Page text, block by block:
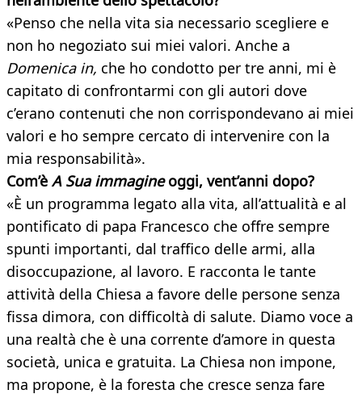
«Penso che nella vita sia necessario scegliere e
non ho negoziato sui miei valori. Anche a
Domenica in, che ho condotto per tre anni, mi è
capitato di confrontarmi con gli autori dove
c’erano contenuti che non corrispondevano ai miei
valori e ho sempre cercato di intervenire con la
mia responsabilità».
Com’è A Sua immagine oggi, vent’anni dopo?
«È un programma legato alla vita, all’attualità e al
pontificato di papa Francesco che offre sempre
spunti importanti, dal traffico delle armi, alla
disoccupazione, al lavoro. E racconta le tante
attività della Chiesa a favore delle persone senza
fissa dimora, con difficoltà di salute. Diamo voce a
una realtà che è una corrente d’amore in questa
società, unica e gratuita. La Chiesa non impone,
ma propone, è la foresta che cresce senza fare